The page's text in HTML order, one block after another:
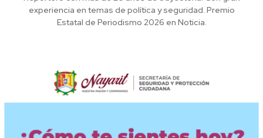
experiencia en temas de política y seguridad. Premio
Estatal de Periodismo 2026 en Noticia.